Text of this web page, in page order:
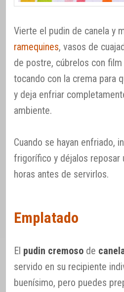
Vierte el pudin de canela y
ramequines, vasos de
de postre, cúbrelos con
tocando con la crema para
y deja enfriar
ambiente.
Cuando se hayan enfriado,
frigorífico y déjalos reposar
horas antes de servirlos.
Emplatado
El pudin cremoso de
servido en su recipiente
buenísimo, pero puedes